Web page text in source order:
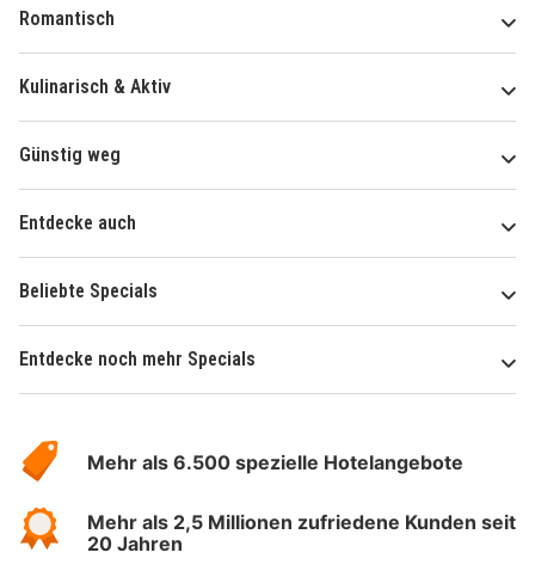
Romantisch
Kulinarisch & Aktiv
Günstig weg
Entdecke auch
Beliebte Specials
Entdecke noch mehr Specials
Hotelspecials
Mehr als 6.500 spezielle Hotelangebote
Mehr als 2,5 Millionen zufriedene Kunden seit
20 Jahren